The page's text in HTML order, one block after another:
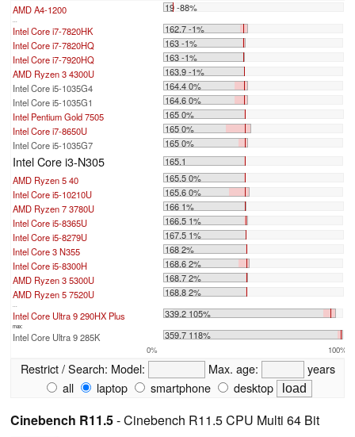
AMD A4-1200 19 -88%
...
Intel Core i7-7820HK
162.7 -1%
Intel Core i7-7820HQ
163 -1%
Intel Core i7-7920HQ
163 -1%
AMD Ryzen 3 4300U
163.9 -1%
Intel Core i5-1035G4
164.4 0%
Intel Core i5-1035G1
164.6 0%
Intel Pentium Gold 7505
165 0%
Intel Core i7-8650U
165 0%
Intel Core i5-1035G7
165 0%
Intel Core i3-N305
165.1
AMD Ryzen 5 40
165.5 0%
Intel Core i5-10210U
165.6 0%
AMD Ryzen 7 3780U
166 1%
Intel Core i5-8365U
166.5 1%
Intel Core i5-8279U
167.5 1%
Intel Core 3 N355
168 2%
Intel Core i5-8300H
168.6 2%
AMD Ryzen 3 5300U
168.7 2%
AMD Ryzen 5 7520U
168.8 2%
...
Intel Core Ultra 9 290HX Plus 339.2 105%
max:
Intel Core Ultra 9 285K 359.7 118%
0% 100%
Restrict / Search: Model: Max. age:
years
all
laptop smartphone desktop
Cinebench R11.5- Cinebench R11.5 CPU Multi 64 Bit